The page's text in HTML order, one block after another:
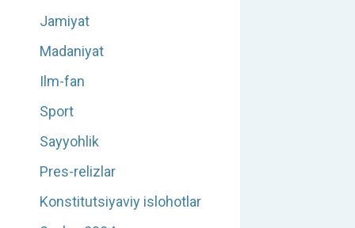
Jamiyat
Madaniyat
Ilm-fan
Sport
Sayyohlik
Pres-relizlar
Konstitutsiyaviy islohotlar